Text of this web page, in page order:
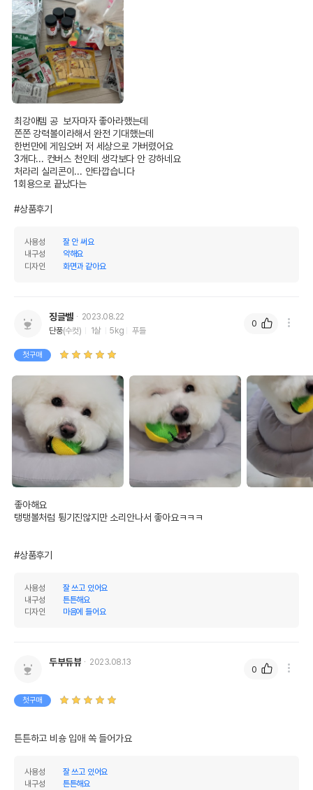
최강애템 공  보자마자 좋아라했는데
쫀쫀 강력볼이라해서 완전 기대했는데
한번만에 게임오버 저 세상으로 가버렸어요
3개다... 컨버스 천인데 생각보다 안 강하네요
처라리 실리콘이... 안타깝습니다
1회용으로 끝났다는
#상품후기
사용성
잘 안 써요
내구성
약해요
디자인
화면과 같아요
징글벨
2023.08.22
단풍(수컷) 1살 5kg 푸들
첫구매
좋아해요
탱탱볼처럼 튕기진않지만 소리안나서 좋아요ㅋㅋㅋ
#상품후기
사용성
잘 쓰고 있어요
내구성
튼튼해요
디자인
마음에 들어요
0
두부듀뷰 2023.08.13
첫구매
튼튼하고 비숑 입애 쏙 들어가요
사용성
잘 쓰고 있어요
내구성
튼튼해요
0